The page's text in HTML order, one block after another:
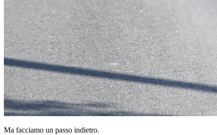
Ma facciamo un passo indietro.